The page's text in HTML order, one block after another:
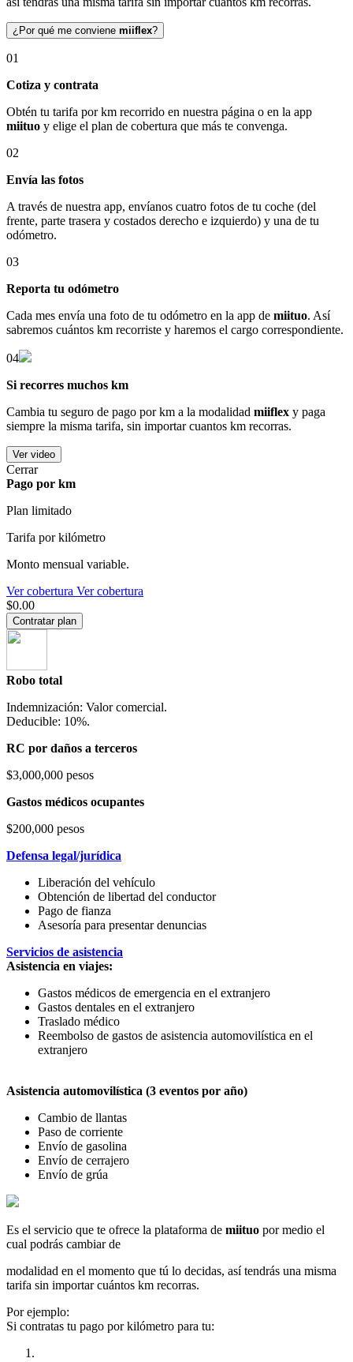
¿Por qué me conviene miiflex?
01
Cotiza y contrata
Obtén tu tarifa por km recorrido en nuestra página o en la app
miituo y elige el plan de cobertura que más te convenga.
02
Envía las fotos
A través de nuestra app, envíanos cuatro fotos de tu coche (del
frente, parte trasera y costados derecho e izquierdo) y una de tu
odómetro.
03
Reporta tu odómetro
Cada mes envía una foto de tu odómetro en la app de miituo. Así
sabremos cuántos km recorriste y haremos el cargo correspondiente.
04
Si recorres muchos km
Cambia tu seguro de pago por km a la modalidad miiflex y paga
siempre la misma tarifa, sin importar cuantos km recorras.
Ver video
Cerrar
Pago por km
Plan limitado
Tarifa por kilómetro
Monto mensual variable.
Ver cobertura Ver cobertura
$0.00
Contratar plan
Robo total
Indemnización: Valor comercial.
Deducible: 10%.
RC por daños a terceros
$3,000,000 pesos
Gastos médicos ocupantes
$200,000 pesos
Defensa legal/jurídica
Liberación del vehículo
Obtención de libertad del conductor
Pago de fianza
Asesoría para presentar denuncias
Servicios de asistencia
Asistencia en viajes:
Gastos médicos de emergencia en el extranjero
Gastos dentales en el extranjero
Traslado médico
Reembolso de gastos de asistencia automovilística en el
extranjero
Asistencia automovilística (3 eventos por año)
Cambio de llantas
Paso de corriente
Envío de gasolina
Envío de cerrajero
Envío de grúa
Es el servicio que te ofrece la plataforma de miituo por medio el
cual podrás cambiar de
modalidad en el momento que tú lo decidas, así tendrás una misma
tarifa sin importar cuántos km recorras.
Por ejemplo:
Si contratas tu pago por kilómetro para tu: